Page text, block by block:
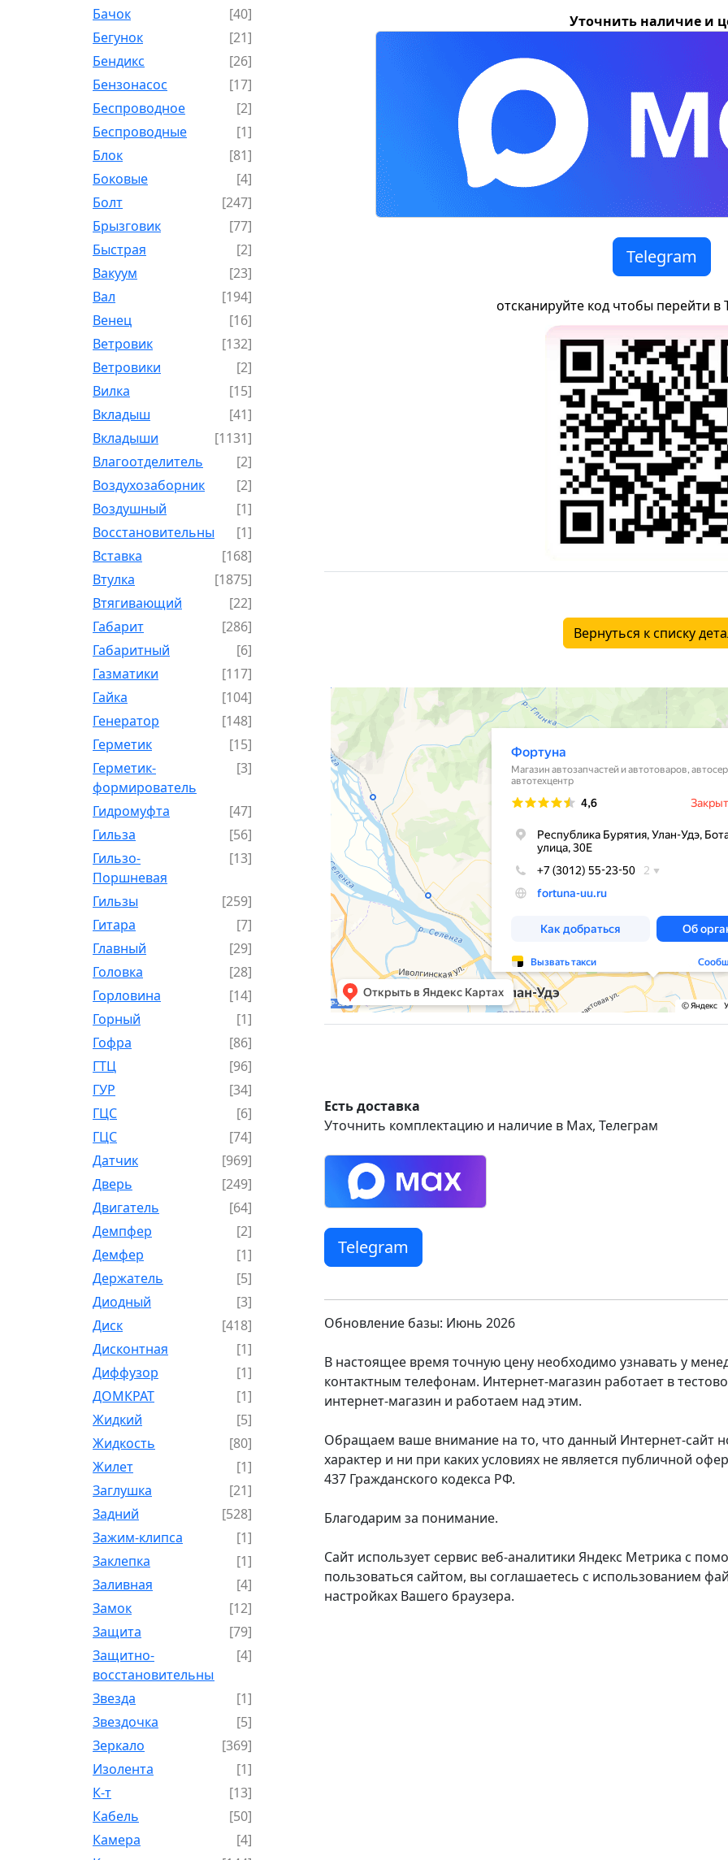
Бачок
[40]
Бегунок
[21]
Бендикс
[26]
Бензонасос
[17]
Беспроводное
[2]
Беспроводные
[1]
Блок
[81]
Боковые
[4]
Болт
[247]
Брызговик
[77]
Быстрая
[2]
Вакуум
[23]
Вал
[194]
Венец
[16]
Ветровик
[132]
Ветровики
[2]
Вилка
[15]
Вкладыш
[41]
Вкладыши
[1131]
Влагоотделитель
[2]
Воздухозаборник
[2]
Воздушный
[1]
Восстановительный
[1]
Вставка
[168]
Втулка
[1875]
Втягивающий
[22]
Габарит
[286]
Габаритный
[6]
Газматики
[117]
Гайка
[104]
Генератор
[148]
Герметик
[15]
Герметик-
формирователь
[3]
Гидромуфта
[47]
Гильза
[56]
Гильзо-
Поршневая
[13]
Гильзы
[259]
Гитара
[7]
Главный
[29]
Головка
[28]
Горловина
[14]
Горный
[1]
Гофра
[86]
ГТЦ
[96]
ГУР
[34]
ГЦC
[6]
ГЦС
[74]
Датчик
[969]
Дверь
[249]
Двигатель
[64]
Демпфер
[2]
Демфер
[1]
Держатель
[5]
Диодный
[3]
Диск
[418]
Дисконтная
[1]
Диффузор
[1]
ДОМКРАТ
[1]
Жидкий
[5]
Жидкость
[80]
Жилет
[1]
Заглушка
[21]
Задний
[528]
Зажим-клипса
[1]
Заклепка
[1]
Заливная
[4]
Замок
[12]
Защита
[79]
Защитно-
восстановительный
[4]
Звезда
[1]
Звездочка
[5]
Зеркало
[369]
Изолента
[1]
К-т
[13]
Кабель
[50]
Камера
[4]
Уточнить наличие и
Telegram
отсканируйте код чтобы перейти в
Вернуться к списку
Есть доставка
Уточнить комплектацию и наличие в Max, Телеграм
Telegram
Обновление базы: Июнь 2026
В настоящее время точную цену необходимо узнавать у
контактным телефонам. Интернет-магазин работает в
интернет-магазин и работаем над этим.
Обращаем ваше внимание на то, что данный Интернет-сайт
характер и ни при каких условиях не является публичной
437 Гражданского кодекса РФ.
Благодарим за понимание.
Сайт использует сервис веб-аналитики Яндекс Метрика с
пользоваться сайтом, вы соглашаетесь с использованием
настройках Вашего браузера.